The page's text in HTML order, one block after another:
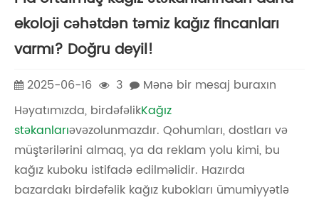
ekoloji cəhətdən təmiz kağız fincanları
varmı? Doğru deyil!
2025-06-16 3
Mənə bir mesaj buraxın
Həyatımızda, birdəfəlikKağız
stəkanlarıəvəzolunmazdır. Qohumları, dostları və
müştərilərini almaq, ya da reklam yolu kimi, bu
kağız kuboku istifadə edilməlidir. Hazırda
bazardakı birdəfəlik kağız kubokları ümumiyyətlə